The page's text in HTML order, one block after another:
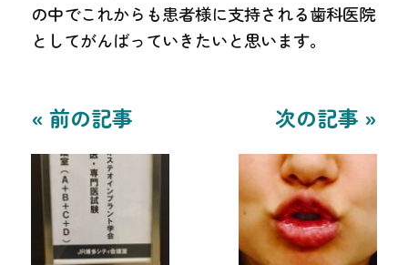
の中でこれからも患者様に支持される歯科医院
としてがんばっていきたいと思います。
次の記事 »
« 前の記事